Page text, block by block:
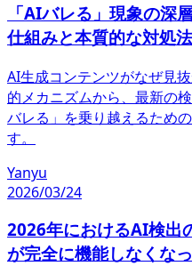
「AIバレる」現象の深
仕組みと本質的な対処法
AI生成コンテンツがなぜ見
的メカニズムから、最新の
バレる」を乗り越えるため
す。
Yanyu
2026/03/24
2026年におけるAI検出
が完全に機能しなくな